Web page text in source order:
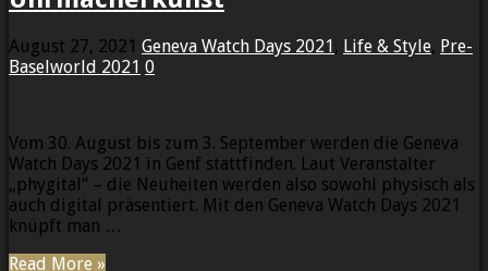
August 27, 2021 Geneva Watch Days 2021, Life & Style, Pre-
Baselworld 2021 0
Vom 30. August bis zum 3. September werden die Geneva
Watch Days 2021 in Genf stattfinden. Laut Veranstalter
„phygital“ – die Neuheiten werden also sowohl physisch als
auch digital präsentiert. Mit den Geneva Watch Days 2021
knüpft man …
Read More »